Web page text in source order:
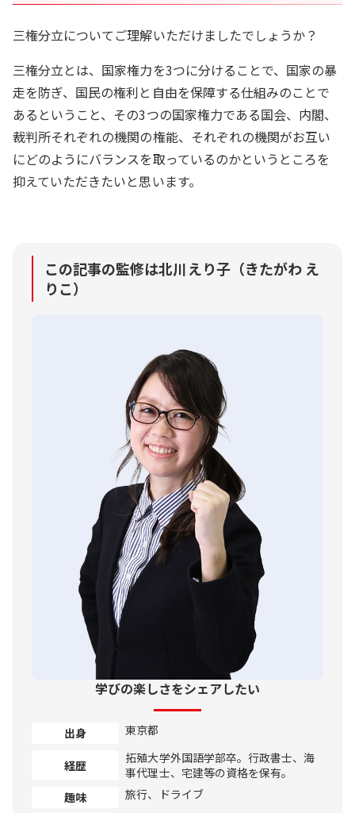
三権分立についてご理解いただけましたでしょうか？
三権分立とは、国家権力を3つに分けることで、国家の暴
走を防ぎ、国民の権利と自由を保障する仕組みのことで
あるということ、その3つの国家権力である国会、内閣、
裁判所それぞれの機関の権能、それぞれの機関がお互い
にどのようにバランスを取っているのかというところを
抑えていただきたいと思います。
この記事の監修は北川えり子（きたがわ え
りこ）
学びの楽しさをシェアしたい
出身 東京都
経歴
拓殖大学外国語学部卒。行政書士、海
事代理士、宅建等の資格を保有。
趣味
旅行、ドライブ